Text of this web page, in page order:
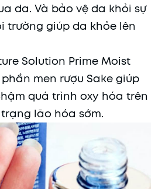
da. Và bảo vệ da khỏi sự
trường giúp da khỏe lên
Solution Prime Moist
men rượu Sake giúp
quá trình oxy hóa trên
lão hóa sớm.